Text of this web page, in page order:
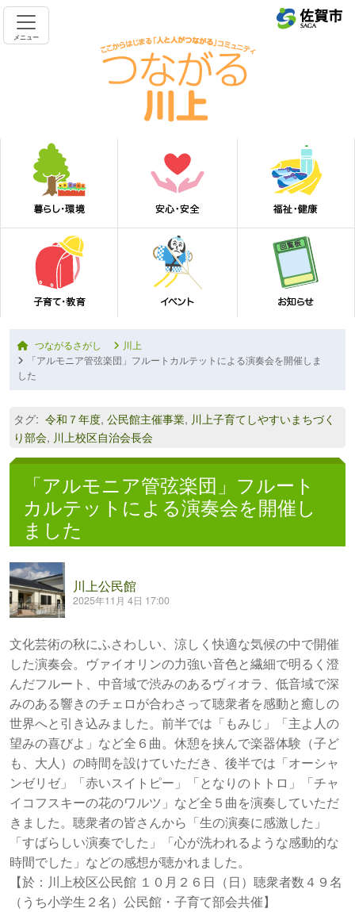
メニュー
つながるさがし
川上
「アルモニア管弦楽団」フルートカルテットによる演奏会を開催しま
した
タグ: 令和７年度, 公民館主催事業, 川上子育てしやすいまちづく
り部会, 川上校区自治会長会
「アルモニア管弦楽団」フルート
カルテットによる演奏会を開催し
ました
川上公民館
2025年11月 4日 17:00
文化芸術の秋にふさわしい、涼しく快適な気候の中で開催
した演奏会。ヴァイオリンの力強い音色と繊細で明るく澄
んだフルート、中音域で渋みのあるヴィオラ、低音域で深
みのある響きのチェロが合わさって聴衆者を感動と癒しの
世界へと引き込みました。前半では「もみじ」「主よ人の
望みの喜びよ」など全６曲。休憩を挟んで楽器体験（子ど
も、大人）の時間を設けていただき、後半では「オーシャ
ンゼリゼ」「赤いスイトピー」「となりのトトロ」「チャ
イコフスキーの花のワルツ」など全５曲を演奏していただ
きました。聴衆者の皆さんから「生の演奏に感激した」
「すばらしい演奏でした」「心が洗われるような感動的な
時間でした」などの感想が聴かれました。
【於：川上校区公民館 １０月２６日（日）聴衆者数４９名
（うち小学生２名）公民館・子育て部会共催】